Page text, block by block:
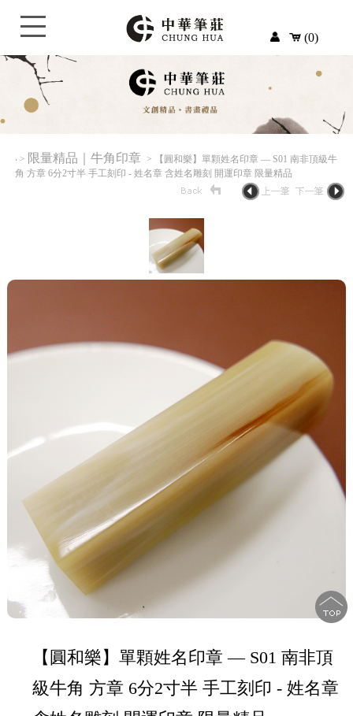
(0)
‧ > 限量精品｜牛角印章 > 【圓和樂】單顆姓名印章 — S01 南非頂級牛
角 方章 6分2寸半 手工刻印 - 姓名章 含姓名雕刻 開運印章 限量精品
【圓和樂】單顆姓名印章 — S01 南非頂
級牛角 方章 6分2寸半 手工刻印 - 姓名章